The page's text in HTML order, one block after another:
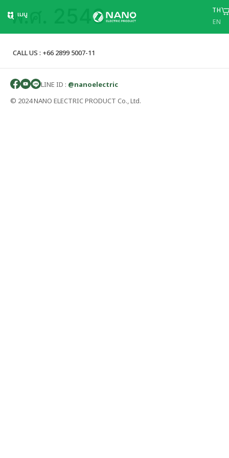
เมนู
TH
EN
พ.ศ. 2543
CALL US : +66 2899 5007-11
LINE ID : @nanoelectric
© 2024 NANO ELECTRIC PRODUCT Co., Ltd.